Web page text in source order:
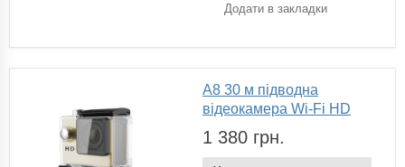
Додати в закладки
A8 30 м підводна
відеокамера Wi-Fi HD
1 380 грн.